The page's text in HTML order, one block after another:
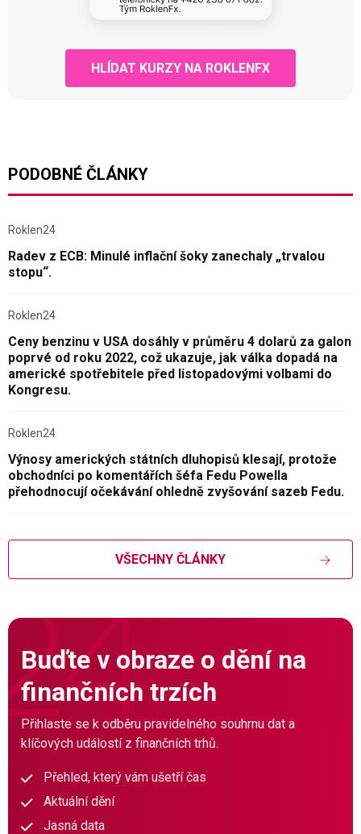
HLÍDAT KURZY NA ROKLENFX
PODOBNÉ ČLÁNKY
Roklen24
Radev z ECB: Minulé inflační šoky zanechaly „trvalou
stopu“.
Roklen24
Ceny benzinu v USA dosáhly v průměru 4 dolarů za galon
poprvé od roku 2022, což ukazuje, jak válka dopadá na
americké spotřebitele před listopadovými volbami do
Kongresu.
Roklen24
Výnosy amerických státních dluhopisů klesají, protože
obchodníci po komentářích šéfa Fedu Powella
přehodnocují očekávání ohledně zvyšování sazeb Fedu.
VŠECHNY ČLÁNKY
Buďte v obraze o dění na
finančních trzích
Přihlaste se k odběru pravidelného souhrnu dat a
klíčových událostí z finančních trhů.
Přehled, který vám ušetří čas
Aktuální dění
Jasná data